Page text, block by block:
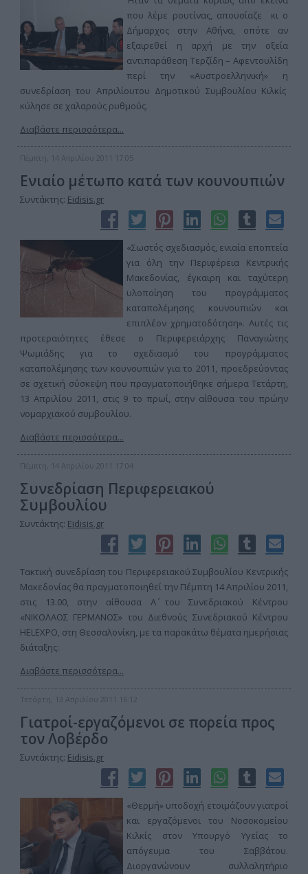
που λέμε ρουτίνας, απουσίαζε κι ο
Δήμαρχος στην Αθήνα, οπότε αν
εξαιρεθεί η αρχή με την οξεία
αντιπαράθεση Τερζίδη – Αφεντουλίδη
περί την «Αυστροελληνική» η
συνεδρίαση του Απριλίουτου Δημοτικού Συμβουλίου Κιλκίς
κύλησε σε χαλαρούς ρυθμούς.
Διαβάστε περισσότερα...
Πέμπτη, 14 Απριλίου 2011 17:05
Ενιαίο μέτωπο κατά των κουνουπιών
Συντάκτης: Eidisis.gr
«Σωστός σχεδιασμός, ενιαία εποπτεία
για όλη την Περιφέρεια Κεντρικής
Μακεδονίας, έγκαιρη και ταχύτερη
υλοποίηση του προγράμματος
καταπολέμησης κουνουπιών και
επιπλέον χρηματοδότηση». Αυτές τις
προτεραιότητες έθεσε ο Περιφερειάρχης Παναγιώτης
Ψωμιάδης για το σχεδιασμό του προγράμματος
καταπολέμησης των κουνουπιών για το 2011, προεδρεύοντας
σε σχετική σύσκεψη που πραγματοποιήθηκε σήμερα Τετάρτη,
13 Απριλίου 2011, στις 9 το πρωί, στην αίθουσα του πρώην
νομαρχιακού συμβουλίου.
Διαβάστε περισσότερα...
Πέμπτη, 14 Απριλίου 2011 17:04
Συνεδρίαση Περιφερειακού
Συμβουλίου
Συντάκτης: Eidisis.gr
Τακτική συνεδρίαση του Περιφερειακού Συμβουλίου Κεντρικής
Μακεδονίας θα πραγματοποιηθεί την Πέμπτη 14 Απριλίου 2011,
στις 13.00, στην αίθουσα Α΄ του Συνεδριακού Κέντρου
«ΝΙΚΟΛΑΟΣ ΓΕΡΜΑΝΟΣ» του Διεθνούς Συνεδριακού Κέντρου
HELEXPO, στη Θεσσαλονίκη, με τα παρακάτω θέματα ημερήσιας
διάταξης:
Διαβάστε περισσότερα...
Τετάρτη, 13 Απριλίου 2011 16:12
Γιατροί-εργαζόμενοι σε πορεία προς
τον Λοβέρδο
Συντάκτης: Eidisis.gr
«Θερμή» υποδοχή ετοιμάζουν γιατροί
και εργαζόμενοι του Νοσοκομείου
Κιλκίς στον Υπουργό Υγείας το
απόγευμα του Σαββάτου.
Διοργανώνουν συλλαλητήριο